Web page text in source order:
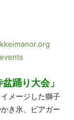
踊り大会」
メージした獅子
き氷、ビアガー